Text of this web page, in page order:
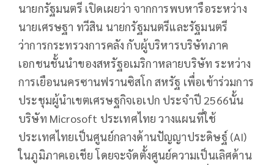
นายกรัฐมนตรี เปิดเผยว่า จากการพบหารือระหว่าง
นายเศรษฐา ทวีสิน นายกรัฐมนตรีและรัฐมนตรี
ว่าการกระทรวงการคลัง กับผู้บริหารบริษัทภาค
เอกชนชั้นนำของสหรัฐอเมริกาหลายบริษัท ระหว่าง
การเยือนนครซานฟรานซิสโก สหรัฐ เพื่อเข้าร่วมการ
ประชุมผู้นำเขตเศรษฐกิจเอเปก ประจำปี 2566นั้น
บริษัท Microsoft ประเทศไทย วางแผนที่ใช้
ประเทศไทยเป็นศูนย์กลางด้านปัญญาประดิษฐ์ (AI)
ในภูมิภาคเอเชีย โดยจะจัดตั้งศูนย์ความเป็นเลิศด้าน